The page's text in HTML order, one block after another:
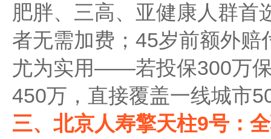
肥胖、三高、亚健康人群首
者无需加费；45岁前额外
尤为实用——若投保300万
450万，直接覆盖一线城市
三、北京人寿擎天柱9号：